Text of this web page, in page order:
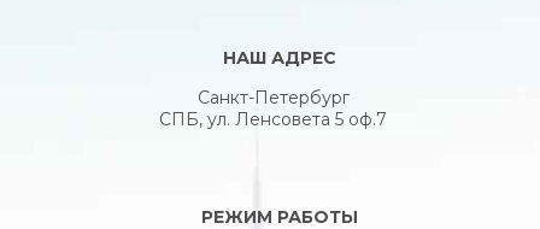
НАШ АДРЕС
Санкт-Петербург
СПБ, ул. Ленсовета 5 оф.7
РЕЖИМ РАБОТЫ